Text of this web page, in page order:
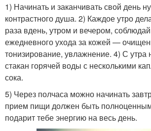
1) Начинать и заканчивать свой день
контрастного душа. 2) Каждое утро
раза вдень, утром и вечером,
ежедневного ухода за кожей —
тонизирование, увлажнение. 4) С
стакан горячей воды с несколькими
сока.
5) Через полчаса можно начинать
прием пищи должен быть
подарит тебе энергию на весь день.